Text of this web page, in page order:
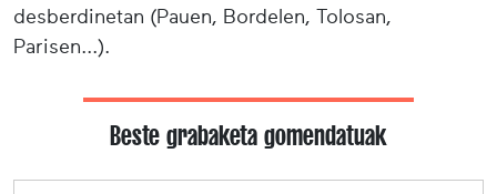
desberdinetan (Pauen, Bordelen, Tolosan,
Parisen...).
Beste grabaketa gomendatuak